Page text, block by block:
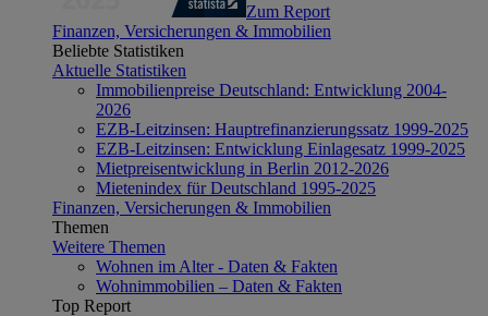
Zum Report
Finanzen, Versicherungen & Immobilien
Beliebte Statistiken
Aktuelle Statistiken
Immobilienpreise Deutschland: Entwicklung 2004-
2026
EZB-Leitzinsen: Hauptrefinanzierungssatz 1999-2025
EZB-Leitzinsen: Entwicklung Einlagesatz 1999-2025
Mietpreisentwicklung in Berlin 2012-2026
Mietenindex für Deutschland 1995-2025
Finanzen, Versicherungen & Immobilien
Themen
Weitere Themen
Wohnen im Alter - Daten & Fakten
Wohnimmobilien – Daten & Fakten
Top Report